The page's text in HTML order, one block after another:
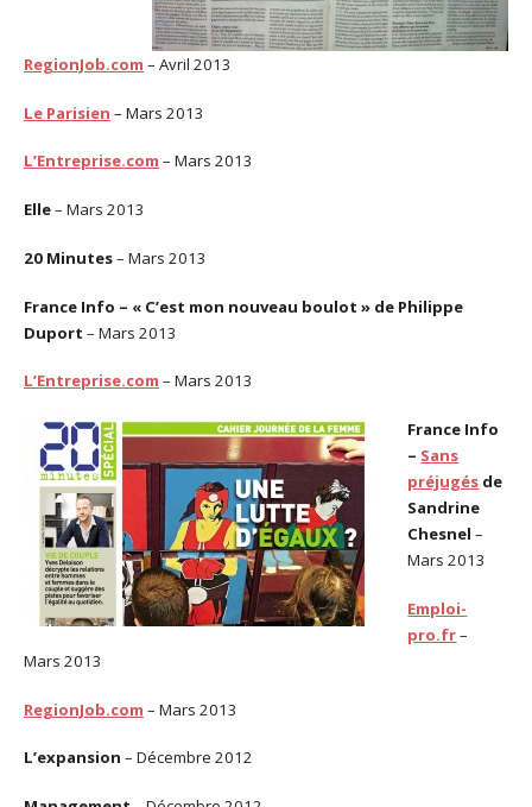
RegionJob.com – Avril 2013
Le Parisien – Mars 2013
L’Entreprise.com – Mars 2013
Elle– Mars 2013
20 Minutes– Mars 2013
France Info – « C’est mon nouveau boulot » de Philippe
Duport – Mars 2013
L’Entreprise.com – Mars 2013
France Info
– Sans
préjugés de
Sandrine
Chesnel–
Mars 2013
Emploi-
pro.fr–
Mars 2013
RegionJob.com – Mars 2013
L’expansion – Décembre 2012